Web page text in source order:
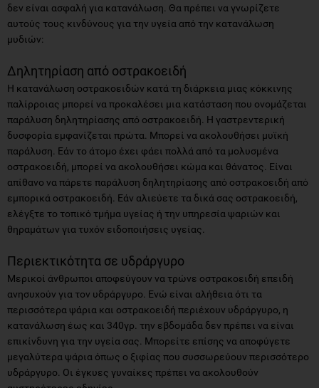
δεν είναι ασφαλή για κατανάλωση. Θα πρέπει να γνωρίζετε
αυτούς τους κινδύνους για την υγεία από την κατανάλωση
μυδιών:
Δηλητηρίαση από οστρακοειδή
Η κατανάλωση οστρακοειδών κατά τη διάρκεια μιας κόκκινης
παλίρροιας μπορεί να προκαλέσει μια κατάσταση που ονομάζεται
παράλυση δηλητηρίασης από οστρακοειδή. Η γαστρεντερική
δυσφορία εμφανίζεται πρώτα. Μπορεί να ακολουθήσει μυϊκή
παράλυση. Εάν το άτομο έχει φάει πολλά από τα μολυσμένα
οστρακοειδή, μπορεί να ακολουθήσει κώμα και θάνατος. Είναι
απίθανο να πάρετε παράλυση δηλητηρίασης από οστρακοειδή από
εμπορικά οστρακοειδή. Εάν αλιεύετε τα δικά σας οστρακοειδή,
ελέγξτε το τοπικό τμήμα υγείας ή την υπηρεσία ψαριών και
θηραμάτων για τυχόν ειδοποιήσεις υγείας.
Περιεκτικότητα σε υδράργυρο
Μερικοί άνθρωποι αποφεύγουν να τρώνε οστρακοειδή επειδή
ανησυχούν για τον υδράργυρο. Ενώ είναι αλήθεια ότι τα
περισσότερα ψάρια και οστρακοειδή περιέχουν υδράργυρο, η
κατανάλωση έως και 340γρ. την εβδομάδα δεν πρέπει να είναι
επικίνδυνη για την υγεία σας. Μπορείτε επίσης να αποφύγετε
μεγαλύτερα ψάρια όπως ο ξιφίας που συσσωρεύουν περισσότερο
υδράργυρο. Οι έγκυες γυναίκες πρέπει να ακολουθούν